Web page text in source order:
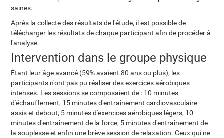
saines.
Après la collecte des résultats de l'étude, il est possible de
télécharger les résultats de chaque participant afin de procéder à
l'analyse.
Intervention dans le groupe physique
Étant leur âge avancé (59% avaient 80 ans ou plus), les
participants n'ont pas pu réaliser des exercices aérobiques
intenses. Les sessions se composaient de : 10 minutes
d'échauffement, 15 minutes d'entraînement cardiovasculaire
assis et debout, 5 minutes d'exercices aérobiques légers, 10
minutes d'entraînement de la force, 5 minutes d'entraînement de
la souplesse et enfin une brève session de relaxation. Ceux qui ne